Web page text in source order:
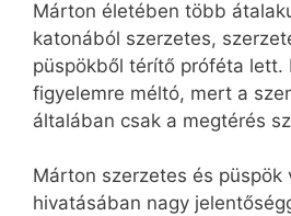
Márton életében több
katonából szerzetes,
püspökből térítő próféta lett.
figyelemre méltó, mert a
általában csak a megtérés
Márton szerzetes és püspök
hivatásában nagy